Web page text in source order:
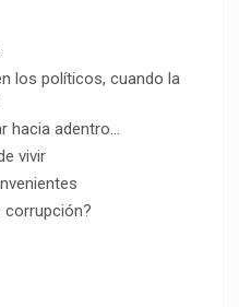
los políticos, cuando la
hacia adentro…
vivir
corrupción?